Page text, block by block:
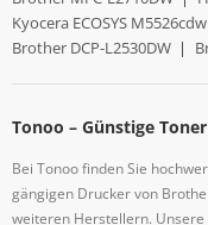
Kyocera ECOSYS M5526cdw
Brother DCP-L2530DW |
Tonoo – Günstige
Bei Tonoo finden Sie
gängigen Drucker von
weiteren Herstellern.